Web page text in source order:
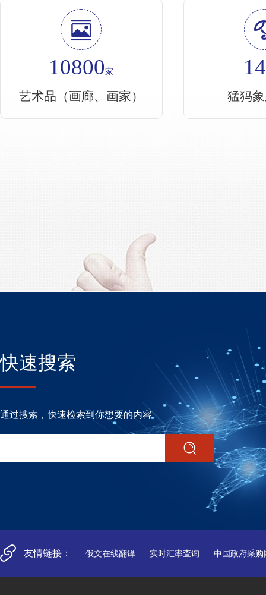
10800家
艺术品（画廊、画家） 猛犸
快速搜索
通过搜索，快速检索到你想要的内容
友情链接： 俄文在线翻译 实时汇率查询 中国政府采购